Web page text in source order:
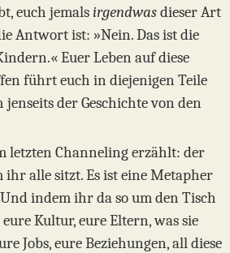
euch jemalsirgendwasdieser Art
Antwort ist: »Nein. Das ist die
Euer Leben auf diese
führt euch in diejenigen Teile
jenseits der Geschichte von den
letzten Channeling erzählt: der
ihr alle sitzt. Es ist eine Metapher
indem ihr da so um den Tisch
Kultur, eure Eltern, was sie
Jobs, eure Beziehungen, all diese